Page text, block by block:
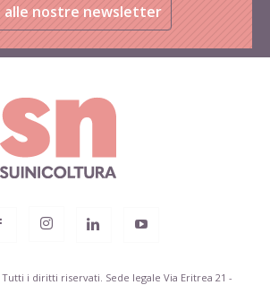
alle nostre newsletter
i diritti riservati. Sede legale Via Eritrea 21 -